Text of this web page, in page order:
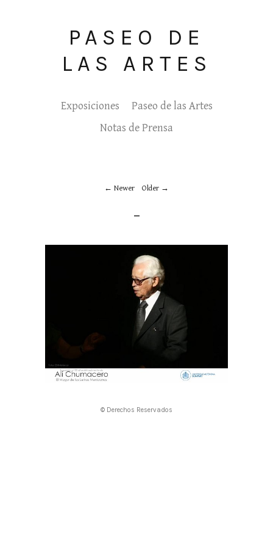
PASEO DE
LAS ARTES
Exposiciones
Paseo de las Artes
Notas de Prensa
Newer Older
_
© Derechos Reservados